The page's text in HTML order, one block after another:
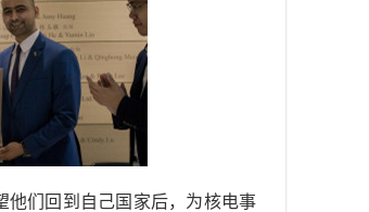
他们回到自己国家后，为核电事